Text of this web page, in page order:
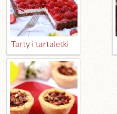
Tarty i tartaletki